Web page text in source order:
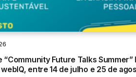
“Community Future Talks Summer”
entre 14 de julho e 25 de